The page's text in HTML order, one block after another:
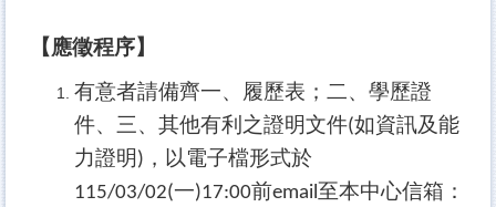
【應徵程序】
有意者請備齊一、履歷表；二、學歷證
件、三、其他有利之證明文件(如資訊及能
力證明 ) ，以電子檔形式於
115/03/02(一)17:00前email至本中心信箱：